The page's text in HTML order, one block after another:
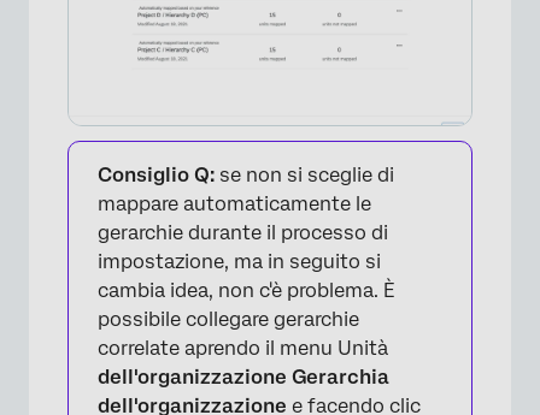
Consiglio Q: se non si sceglie di
mappare automaticamente le
gerarchie durante il processo di
impostazione, ma in seguito si
cambia idea, non c'è problema. È
possibile collegare gerarchie
correlate aprendo il menu Unità
dell'organizzazione Gerarchia
dell'organizzazione e facendo clic